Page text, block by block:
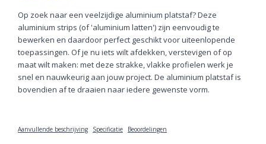
Op zoek naar een veelzijdige aluminium platstaf? Deze
aluminium strips (of 'aluminium latten') zijn eenvoudig te
bewerken en daardoor perfect geschikt voor uiteenlopende
toepassingen. Of je nu iets wilt afdekken, verstevigen of op
maat wilt maken: met deze strakke, vlakke profielen werk je
snel en nauwkeurig aan jouw project. De aluminium platstaf is
bovendien af te draaien naar iedere gewenste vorm.
Aanvullende beschrijving Specificatie Beoordelingen